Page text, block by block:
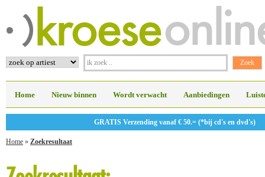
Home Nieuw binnen Wordt verwacht Aanbiedingen
GRATIS Verzending vanaf € 50.= (*bij cd's en dvd's)
Home » Zoekresultaat